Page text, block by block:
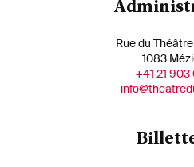
Rue du
1083
+41 21